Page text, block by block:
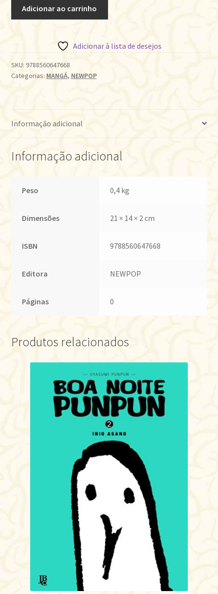
Adicionar ao carrinho
Adicionar à lista de desejos
SKU: 9788560647668
Categorias: MANGÁ, NEWPOP
Informação adicional
Informação adicional
Peso 0,4 kg
Dimensões 21 × 14 × 2 cm
ISBN 9788560647668
Editora NEWPOP
Páginas 0
Produtos relacionados